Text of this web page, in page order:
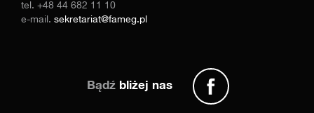
tel. +48 44 682 11 10
e-mail. sekretariat@fameg.pl
Bądź bliżej nas